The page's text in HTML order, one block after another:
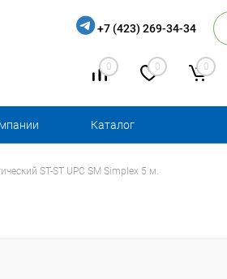
+7 (423) 269-34-34
0 0 0
Каталог
ST-ST UPС SM Simplex 5 м.